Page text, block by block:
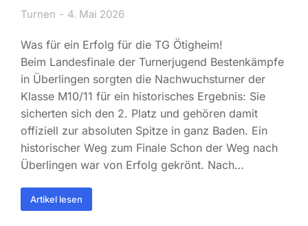
Turnen 4. Mai 2026
Was für ein Erfolg für die TG Ötigheim!
Beim Landesfinale der Turnerjugend Bestenkämpfe
in Überlingen sorgten die Nachwuchsturner der
Klasse M10/11 für ein historisches Ergebnis: Sie
sicherten sich den 2. Platz und gehören damit
offiziell zur absoluten Spitze in ganz Baden. Ein
historischer Weg zum Finale Schon der Weg nach
Überlingen war von Erfolg gekrönt. Nach…
Artikel lesen